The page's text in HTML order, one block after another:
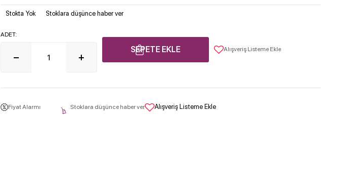
Stokta Yok Stoklara düşünce haber ver
ADET:
SEPETE EKLE Alışveriş Listeme Ekle
Fiyat Alarmı Stoklara düşünce haber ver Alışveriş Listeme Ekle